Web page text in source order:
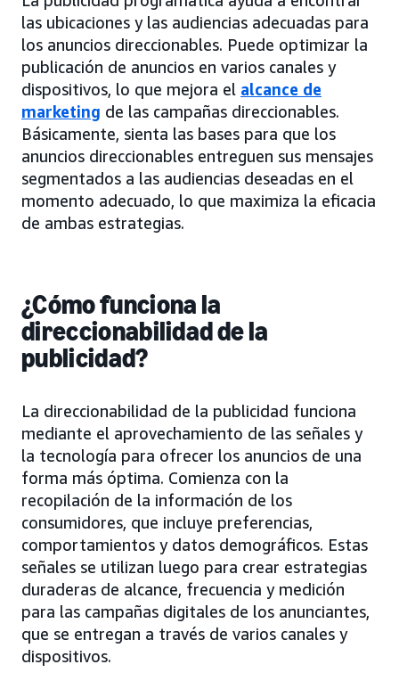
las ubicaciones y las audiencias adecuadas para
los anuncios direccionables. Puede optimizar la
publicación de anuncios en varios canales y
dispositivos, lo que mejora el alcance de
marketing de las campañas direccionables.
Básicamente, sienta las bases para que los
anuncios direccionables entreguen sus mensajes
segmentados a las audiencias deseadas en el
momento adecuado, lo que maximiza la eficacia
de ambas estrategias.
¿Cómo funciona la
direccionabilidad de la
publicidad?
La direccionabilidad de la publicidad funciona
mediante el aprovechamiento de las señales y
la tecnología para ofrecer los anuncios de una
forma más óptima. Comienza con la
recopilación de la información de los
consumidores, que incluye preferencias,
comportamientos y datos demográficos. Estas
señales se utilizan luego para crear estrategias
duraderas de alcance, frecuencia y medición
para las campañas digitales de los anunciantes,
que se entregan a través de varios canales y
dispositivos.